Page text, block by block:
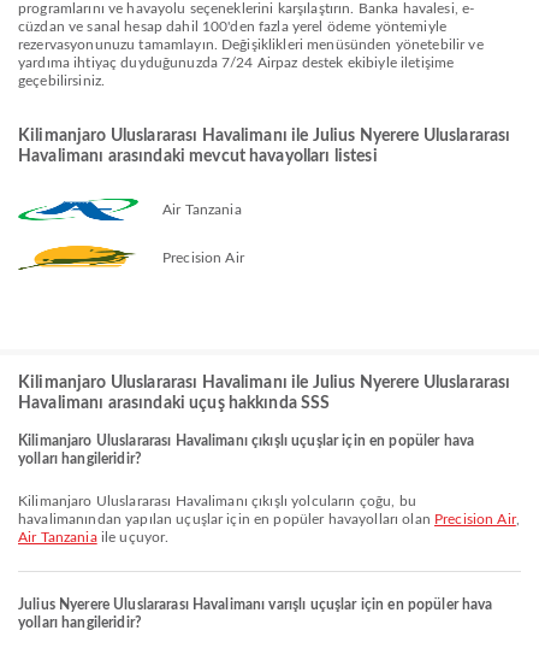
programlarını ve havayolu seçeneklerini karşılaştırın. Banka havalesi, e-
cüzdan ve sanal hesap dahil 100'den fazla yerel ödeme yöntemiyle
rezervasyonunuzu tamamlayın. Değişiklikleri menüsünden yönetebilir ve
yardıma ihtiyaç duyduğunuzda 7/24 Airpaz destek ekibiyle iletişime
geçebilirsiniz.
Kilimanjaro Uluslararası Havalimanı ile Julius Nyerere Uluslararası
Havalimanı arasındaki mevcut havayolları listesi
Air Tanzania
Precision Air
Kilimanjaro Uluslararası Havalimanı ile Julius Nyerere Uluslararası
Havalimanı arasındaki uçuş hakkında SSS
Kilimanjaro Uluslararası Havalimanı çıkışlı uçuşlar için en popüler hava
yolları hangileridir?
Kilimanjaro Uluslararası Havalimanı çıkışlı yolcuların çoğu, bu
havalimanından yapılan uçuşlar için en popüler havayolları olan Precision Air,
Air Tanzaniaile uçuyor.
Julius Nyerere Uluslararası Havalimanı varışlı uçuşlar için en popüler hava
yolları hangileridir?